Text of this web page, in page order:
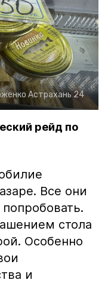
Астрахань 24
рейд по
Все они
стола
Особенно
и